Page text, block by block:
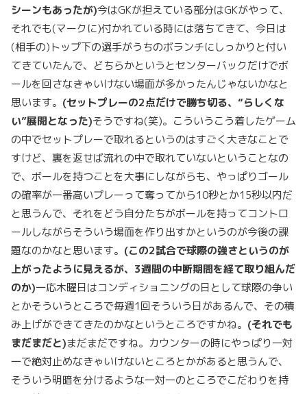
シーンもあったが)今はGKが担えている部分はGKがやって、
それでも(マークに)付かれている時には落ちてきて、今日は
(相手の)トップ下の選手がうちのボランチにしっかりと付い
てきていたんで、どちらかというとセンターバックだけでボ
ールを回さなきゃいけない場面が多かったんじゃないかなと
思います。 (セットプレーの2点だけで勝ち切る、“らしくな
い”展開となった)そうですね(笑)。こういうこう着したゲーム
の中でセットプレーで取れるというのはすごく大きなことで
すけど、裏を返せば流れの中で取れていないということなの
で、ボールを持つことを大事にしながらも、やっぱりゴール
の確率が一番高いプレーって奪ってから10秒とか15秒以内だ
と思うんで、それをどう自分たちがボールを持ってコントロ
ールしながらそういう場面を作り出すかというのが今後の課
題なのかなと思います。 (この2試合で球際の強さというのが
上がったように見えるが、3週間の中断期間を経て取り組んだ
のか)一応木曜日はコンディショニングの日として球際の争い
とかそういうところで毎週1回そういう日があるんで、その積
み上げができてきたのかなというところですかね。 (それでも
まだまだと)まだまだですね。カウンターの時にやっぱり一対
一で絶対止めなきゃいけないところとかがあると思うんで、
そういう明暗を分けるような一対一のところでこだわりを持